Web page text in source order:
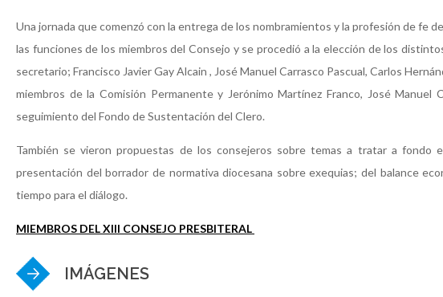
Una jornada que comenzó con la entrega de los nombramientos y la profesión de fe
las funciones de los miembros del Consejo y se procedió a la elección de los
secretario; Francisco Javier Gay Alcain , José Manuel Carrasco Pascual, Carlos
miembros de la Comisión Permanente y Jerónimo Martínez Franco, José
seguimiento del Fondo de Sustentación del Clero.
También se vieron propuestas de los consejeros sobre temas a tratar a
presentación del borrador de normativa diocesana sobre exequias; del balance
tiempo para el diálogo.
MIEMBROS DEL XIII CONSEJO PRESBITERAL
IMÁGENES